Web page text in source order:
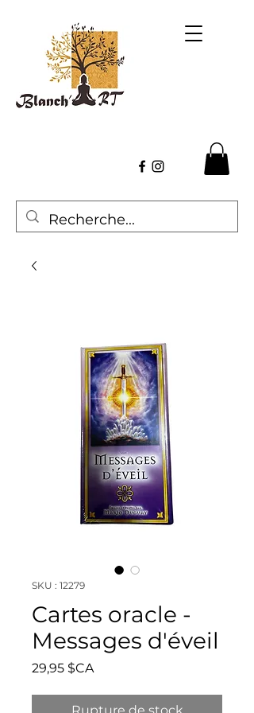
SKU : 12279
Cartes oracle -
Messages d'éveil
29,95 $CAPrix
Rupture de stock